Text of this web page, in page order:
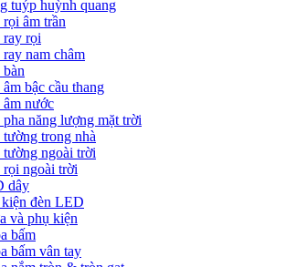
tuýp huỳnh quang
âm trần
rọi
nam châm
bậc cầu thang
nước
năng lượng mặt trời
trong nhà
ngoài trời
ngoài trời
dây
đèn LED
và phụ kiện
bấm
bấm vân tay